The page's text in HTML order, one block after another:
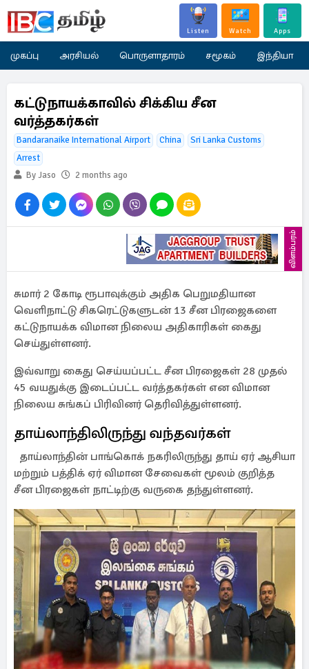
Listen Watch Apps
முகப்பு அரசியல் பொருளாதாரம் சமூகம் இந்தியா
கட்டுநாயக்காவில் சிக்கிய சீன
வர்த்தகர்கள்
Bandaranaike International Airport China
Sri Lanka Customs
Arrest
By Jaso
2 months ago
விளம்பரம்
சுமார் 2 கோடி ரூபாவுக்கும் அதிக பெறுமதியான
வெளிநாட்டு சிகரெட்டுகளுடன் 13 சீன பிரஜைகளை
கட்டுநாயக்க விமான நிலைய அதிகாரிகள் கைது
செய்துள்ளனர்.
இவ்வாறு கைது செய்யப்பட்ட சீன பிரஜைகள் 28 முதல்
45 வயதுக்கு இடைப்பட்ட வர்த்தகர்கள் என விமான
நிலைய சுங்கப் பிரிவினர் தெரிவித்துள்ளனர்.
தாய்லாந்திலிருந்து வந்தவர்கள்
தாய்லாந்தின் பாங்கொக் நகரிலிருந்து தாய் ஏர் ஆசியா
மற்றும் பத்திக் ஏர் விமான சேவைகள் மூலம் குறித்த
சீன பிரஜைகள் நாட்டிற்கு வருகை தந்துள்ளனர்.